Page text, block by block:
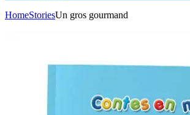
HomeStoriesUn gros gourmand